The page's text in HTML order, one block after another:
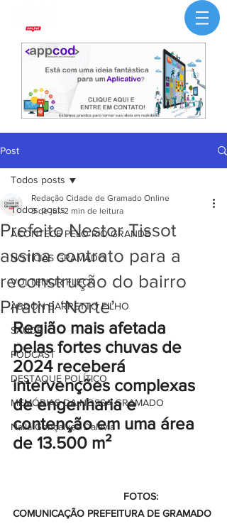
Post
Todos posts
ACONTECE PELO RIO GRANDE
NOTÍCIAS GRAMADO
VOLTENCIR FLECK
ABDON BARRETTO FILHO
SAÚDE
PODCAST
DESTAQUE POLÍTICO
MEMÓRIAS DA NOSSA GRAMADO
Naíla Gonçalves Dalavia
Todos posts
Prefeito Nestor Tissot
assina contrato para a
reconstrução do bairro
Piratini ‘Norte’
Redação Cidade de Gramado Online
3 de jul. 2 min de leitura
Região mais afetada
pelas fortes chuvas de
2024 receberá
intervenções complexas
de engenharia e
contenção em uma área
de 13.500 m²
COMUNICAÇÃO PREFEITURA DE GRAMADO